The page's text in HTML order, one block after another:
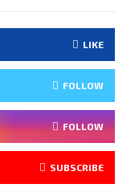
LIKE
FOLLOW
FOLLOW
SUBSCRIBE